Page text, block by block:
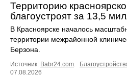
Территорию
благоустроят за 13,5
В Красноярске началось
территории межрайонной
Берзона.
Источник: Babr24.com.
07.08.2026